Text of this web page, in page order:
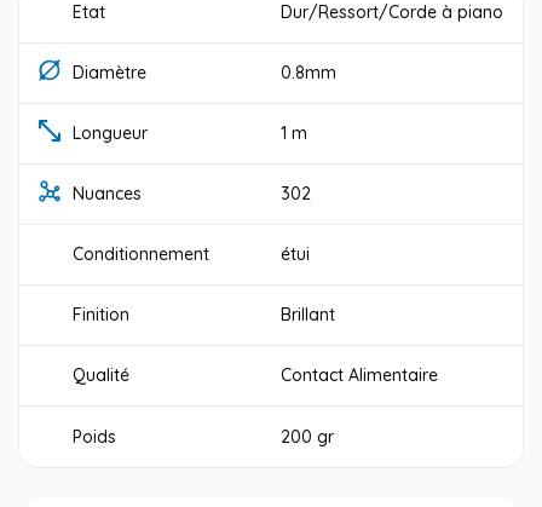
Etat Dur/Ressort/Corde à piano
Diamètre 0.8mm
Longueur 1 m
Nuances 302
Conditionnement étui
Finition Brillant
Qualité Contact Alimentaire
Poids 200 gr